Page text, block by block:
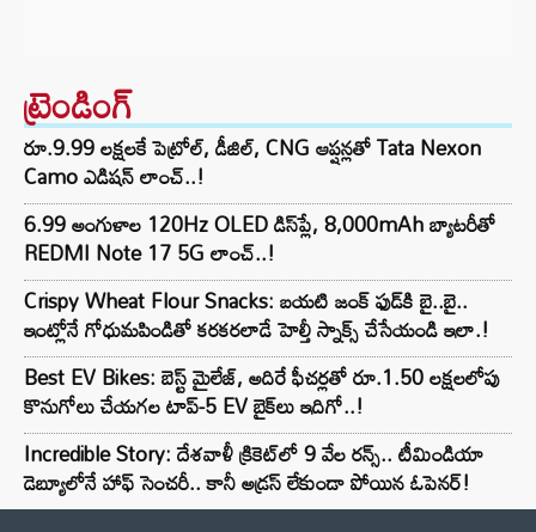
ట్రెండింగ్‌
రూ.9.99 లక్షలకే పెట్రోల్, డీజిల్, CNG ఆప్షన్లతో Tata Nexon
Camo ఎడిషన్ లాంచ్..!
6.99 అంగుళాల 120Hz OLED డిస్‌ప్లే, 8,000mAh బ్యాటరీతో
REDMI Note 17 5G లాంచ్..!
Crispy Wheat Flour Snacks: బయటి జంక్ ఫుడ్‌కి బై..బై..
ఇంట్లోనే గోధుమపిండితో కరకరలాడే హెల్తీ స్నాక్స్ చేసేయండి ఇలా.!
Best EV Bikes: బెస్ట్ మైలేజ్, అదిరే ఫీచర్లతో రూ.1.50 లక్షలలోపు
కొనుగోలు చేయగల టాప్-5 EV బైక్‌లు ఇదిగో..!
Incredible Story: దేశవాళీ క్రికెట్‌లో 9 వేల రన్స్.. టీమిండియా
డెబ్యూలోనే హాఫ్ సెంచరీ.. కానీ అడ్రస్ లేకుండా పోయిన ఓపెనర్!